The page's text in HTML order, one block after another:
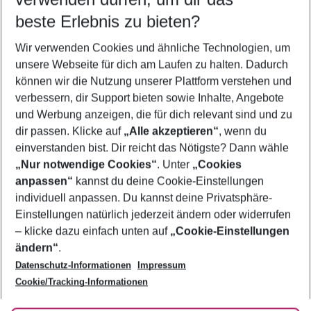
5-8 Nächte
2 Erwachsene Keine Kinder
Mehr Filter anzeigen
Footer
Footer navigation
Über uns
AGB
Bestpreisgarantie
Cookie-Einstellungen ändern
Cookie-Richtlinie
Agenturbetreuung
Barrierefreies Reisen
Folge uns
beste Erlebnis zu bieten?
Wir verwenden Cookies und ähnliche Technologien, um
unsere Webseite für dich am Laufen zu halten. Dadurch
können wir die Nutzung unserer Plattform verstehen und
verbessern, dir Support bieten sowie Inhalte, Angebote
und Werbung anzeigen, die für dich relevant sind und zu
dir passen. Klicke auf „Alle akzeptieren“, wenn du
einverstanden bist. Dir reicht das Nötigste? Dann wähle
„Nur notwendige Cookies“. Unter „Cookies
anpassen“ kannst du deine Cookie-Einstellungen
individuell anpassen. Du kannst deine Privatsphäre-
Einstellungen natürlich jederzeit ändern oder widerrufen
– klicke dazu einfach unten auf „Cookie-Einstellungen
ändern“.
Datenschutz-Informationen
Impressum
Cookie/Tracking-Informationen